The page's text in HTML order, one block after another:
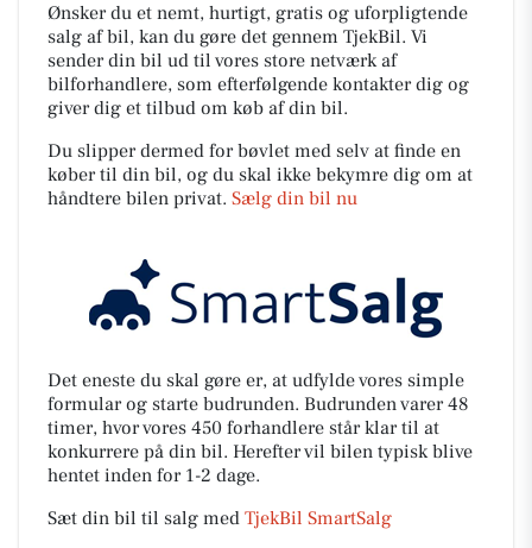
Ønsker du et nemt, hurtigt, gratis og uforpligtende
salg af bil, kan du gøre det gennem TjekBil. Vi
sender din bil ud til vores store netværk af
bilforhandlere, som efterfølgende kontakter dig og
giver dig et tilbud om køb af din bil.
Du slipper dermed for bøvlet med selv at finde en
køber til din bil, og du skal ikke bekymre dig om at
håndtere bilen privat. Sælg din bil nu
Det eneste du skal gøre er, at udfylde vores simple
formular og starte budrunden. Budrunden varer 48
timer, hvor vores 450 forhandlere står klar til at
konkurrere på din bil. Herefter vil bilen typisk blive
hentet inden for 1-2 dage.
Sæt din bil til salg med TjekBil SmartSalg